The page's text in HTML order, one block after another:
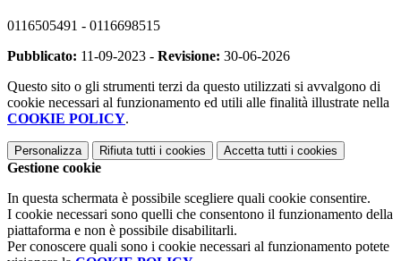
0116505491 - 0116698515
Pubblicato: 11-09-2023 - Revisione: 30-06-2026
Questo sito o gli strumenti terzi da questo utilizzati si avvalgono di
cookie necessari al funzionamento ed utili alle finalità illustrate nella
COOKIE POLICY.
Personalizza Rifiuta tutti i cookies Accetta tutti i cookies
Gestione cookie
In questa schermata è possibile scegliere quali cookie consentire.
I cookie necessari sono quelli che consentono il funzionamento della
piattaforma e non è possibile disabilitarli.
Per conoscere quali sono i cookie necessari al funzionamento potete